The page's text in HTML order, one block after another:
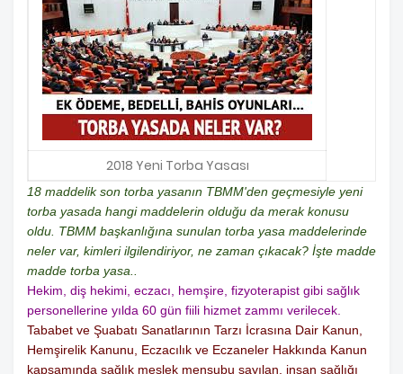
2018 Yeni Torba Yasası
18 maddelik son torba yasanın TBMM'den geçmesiyle yeni
torba yasada hangi maddelerin olduğu da merak konusu
oldu. TBMM başkanlığına sunulan torba yasa maddelerinde
neler var, kimleri ilgilendiriyor, ne zaman çıkacak? İşte madde
madde torba yasa..
Hekim, diş hekimi, eczacı, hemşire, fizyoterapist gibi sağlık
personellerine yılda 60 gün fiili hizmet zammı verilecek.
Tababet ve Şuabatı Sanatlarının Tarzı İcrasına Dair Kanun,
Hemşirelik Kanunu, Eczacılık ve Eczaneler Hakkında Kanun
kapsamında sağlık meslek mensubu sayılan, insan sağlığı